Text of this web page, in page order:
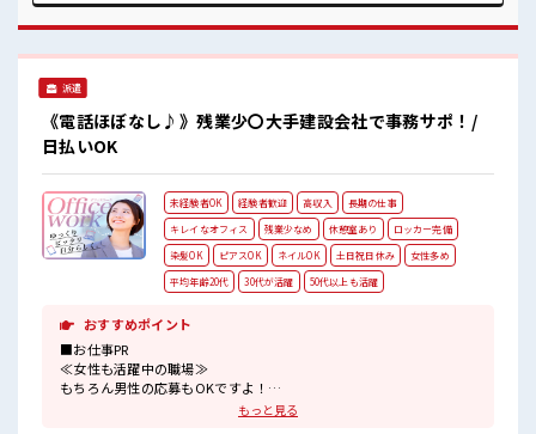
は休憩室で♪ 職場にはロッカー完備！ 私物の置きすぎには注
意が必要ですね★
派遣
《電話ほぼなし♪》残業少〇大手建設会社で事務サポ！/
日払いOK
未経験者OK 経験者歓迎 高収入
長期の仕事
キレイなオフィス
残業少なめ 休憩室あり
ロッカー完備
染髪OK
ピアスOK ネイルOK 土日祝日休み
女性多め
平均年齢20代
30代が活躍 50代以上も活躍
おすすめポイント
■お仕事PR
≪女性も活躍中の職場≫
もちろん男性の応募もOKですよ！
もっと見る